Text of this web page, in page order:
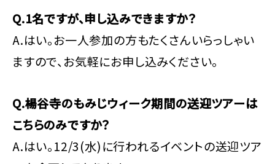
Q.1名ですが、申し込みできますか？
A.はい。お一人参加の方もたくさんいらっしゃい
ますので、お気軽にお申し込みください。
Q.楊谷寺のもみじウィーク期間の送迎ツアーは
こちらのみですか？
A.はい。12/3(水)に行われるイベントの送迎ツア